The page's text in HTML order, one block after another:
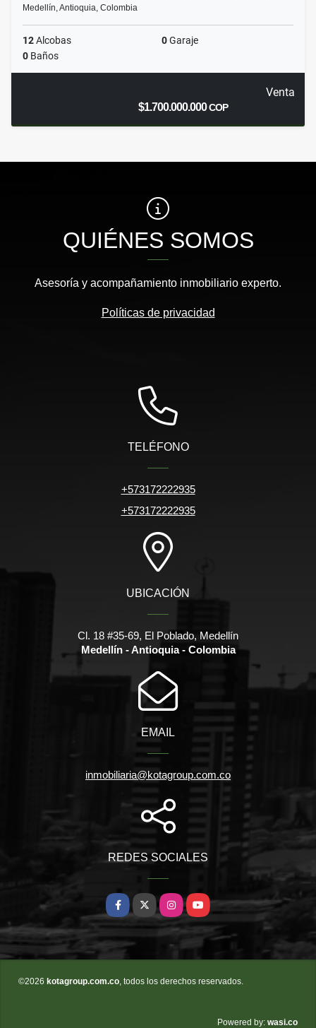
Medellín, Antioquia, Colombia
12Alcobas 0Garaje
0 Baños
Venta
$1.700.000.000COP
QUIÉNES SOMOS
Asesoría y acompañamiento inmobiliario experto.
Políticas de privacidad
TELÉFONO
+573172222935
+573172222935
UBICACIÓN
Cl. 18 #35-69, El Poblado, Medellín
Medellín - Antioquia - Colombia
EMAIL
inmobiliaria@kotagroup.com.co
REDES SOCIALES
Facebook
X InstagramYouTube
©2026 kotagroup.com.co, todos los derechos reservados.
Powered by: wasi.co